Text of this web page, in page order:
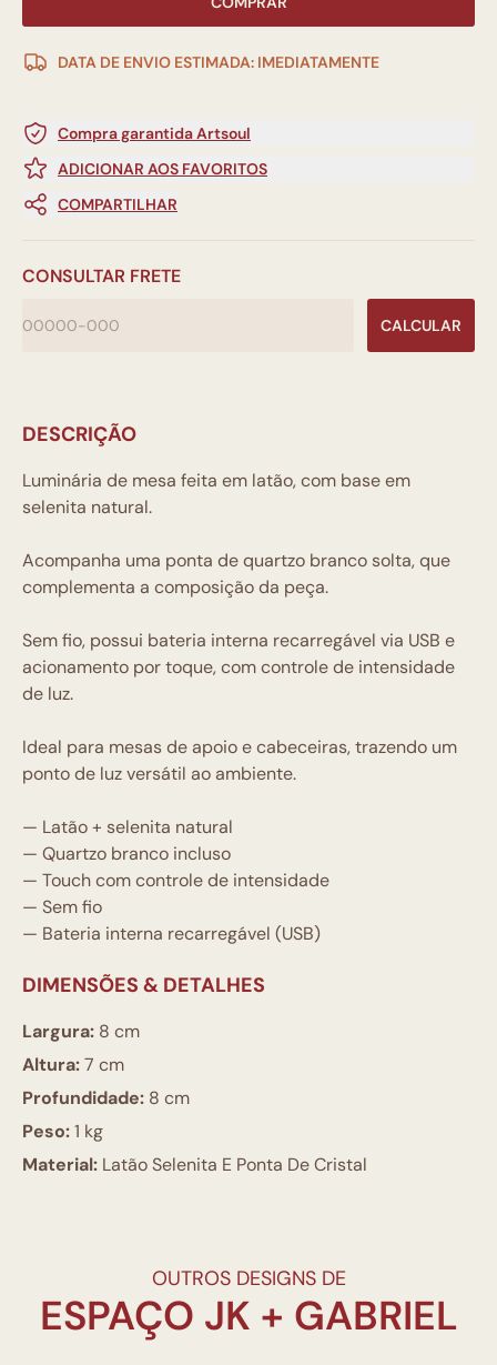
DATA DE ENVIO ESTIMADA: IMEDIATAMENTE
Compra garantida Artsoul
ADICIONAR AOS FAVORITOS
COMPARTILHAR
CONSULTAR FRETE
CALCULAR
DESCRIÇÃO
Luminária de mesa feita em latão, com base em
selenita natural.
Acompanha uma ponta de quartzo branco solta, que
complementa a composição da peça.
Sem fio, possui bateria interna recarregável via USB e
acionamento por toque, com controle de intensidade
de luz.
Ideal para mesas de apoio e cabeceiras, trazendo um
ponto de luz versátil ao ambiente.
— Latão + selenita natural
— Quartzo branco incluso
— Touch com controle de intensidade
— Sem fio
— Bateria interna recarregável (USB)
DIMENSÕES & DETALHES
Largura: 8 cm
Altura:7 cm
Profundidade: 8 cm
Peso:1 kg
Material: Latão Selenita E Ponta De Cristal
OUTROS DESIGNS DE